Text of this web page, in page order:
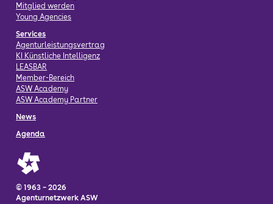
Mitglied werden
Young Agencies
Services
Agenturleistungsvertrag
KI Künstliche Intelligenz
LEASBAR
Member-Bereich
ASW Academy
ASW Academy Partner
News
Agenda
© 1963 – 2026
Agenturnetzwerk ASW